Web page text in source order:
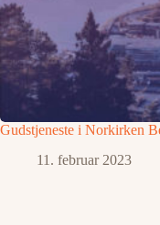
Gudstjeneste i Norkirken
11. februar 2023